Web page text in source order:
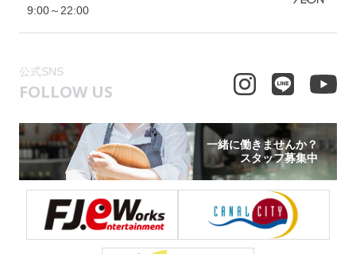
9:00～22:00
公式SNS
FOLLOW US
一緒に働きませんか？
スタッフ募集中